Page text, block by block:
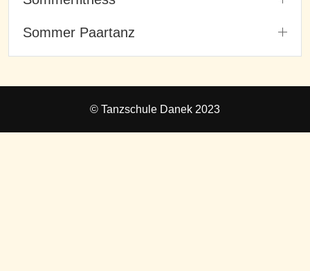
Sommer Paartanz
© Tanzschule Danek 2023